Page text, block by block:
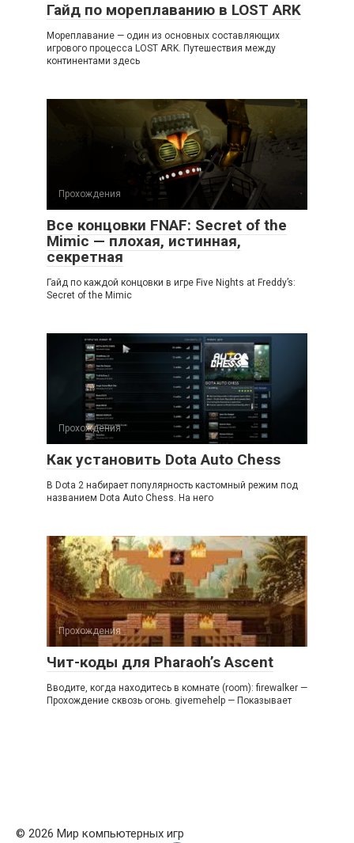
Гайд по мореплаванию в LOST ARK
Мореплавание — один из основных составляющих
игрового процесса LOST ARK. Путешествия между
континентами здесь
Прохождения
Все концовки FNAF: Secret of the
Mimic — плохая, истинная,
секретная
Гайд по каждой концовки в игре Five Nights at Freddy’s:
Secret of the Mimic
Прохождения
Как установить Dota Auto Chess
В Dota 2 набирает популярность кастомный режим под
названием Dota Auto Chess. На него
Прохождения
Чит-коды для Pharaoh’s Ascent
Вводите, когда находитесь в комнате (room): firewalker —
Прохождение сквозь огонь. givemehelp — Показывает
© 2026 Мир компьютерных игр